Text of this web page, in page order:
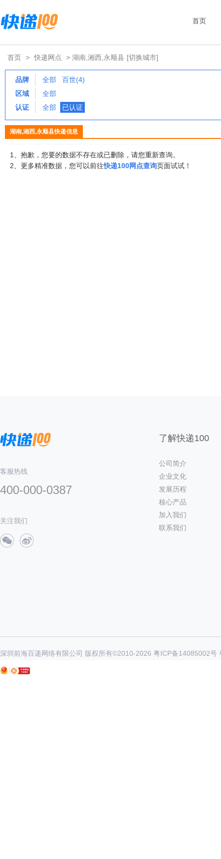
首页
首页 > 快递网点 > 湖南,湘西,永顺县 [切换城市]
品牌 全部
百世(4)
区域
全部
认证
全部 已认证
湖南,湘西,永顺县快递信息
1、抱歉，您要的数据不存在或已删除，请您重新查询。
2、更多精准数据，您可以前往快递100网点查询页面试试！
客服热线
400-000-0387
关注我们
了解快递100
公司简介
企业文化
发展历程
核心产品
加入我们
联系我们
深圳前海百递网络有限公司 版权所有©2010-2026 粤ICP备14085002号